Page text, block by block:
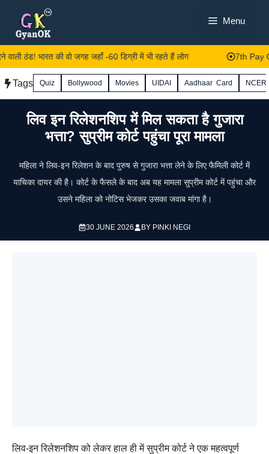
content
Menu
ठंड! भारत की वो जगह जहाँ -60 डिग्री में भी रहते हैं लोग 7th Pay
Tags Quiz Bollywood Movies UIDAI Aadhaar Card
लिव इन रिलेशनशिप में मिल सकता है गुजारा
भत्ता? सुप्रीम कोर्ट पहुंचा पूरा मामला
महिला ने लिव-इन रिलेशन के बाद पुरुष से गुजारा भत्ता लेने के लिए फैमिली कोर्ट में
याचिका दायर की है। कोर्ट के फैसले के बाद अब यह मामला सुप्रीम कोर्ट में पहुंचा और
उसने महिला को नोटिस भेजकर उसका जवाब मांगा है।
30 JUNE 2026 BY PINKI NEGI
लिव-इन रिलेशनशिप को लेकर हाल ही में सुप्रीम कोर्ट ने एक महत्वपूर्ण